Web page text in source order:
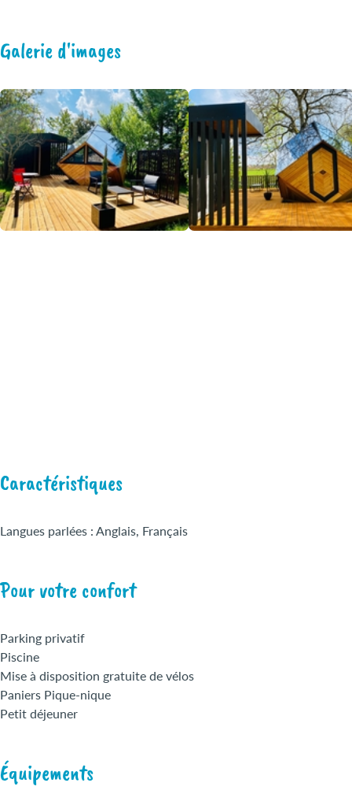
Galerie d'images
Caractéristiques
Langues parlées : Anglais, Français
Pour votre confort
Parking privatif
Piscine
Mise à disposition gratuite de vélos
Paniers Pique-nique
Petit déjeuner
Équipements